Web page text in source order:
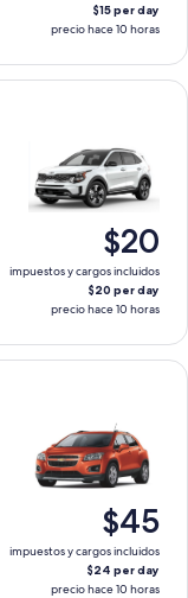
$15 per day
precio hace 10 horas
$20
impuestos y cargos incluidos
$20 per day
precio hace 10 horas
$45
impuestos y cargos incluidos
$24 per day
precio hace 10 horas